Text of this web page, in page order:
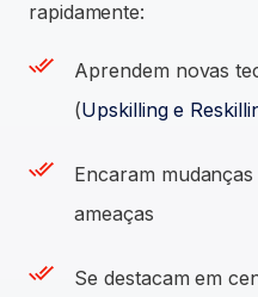
rapidamente:
Aprendem novas
(Upskilling e
Encaram
ameaças
Se destacam em